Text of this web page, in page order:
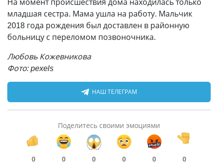
младшая сестра. Мама ушла на работу. Мальчик
2018 года рождения был доставлен в районную
больницу с переломом позвоночника.
Любовь Кожевникова
Фото: pexels
НАШ ТЕЛЕГРАМ
Поделитесь своими эмоциями
0 0 0 0 0 0